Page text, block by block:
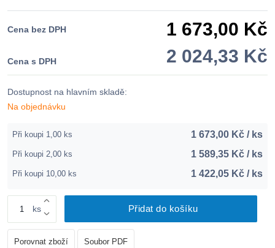
Cena bez DPH 1 673,00 Kč
Cena s DPH 2 024,33 Kč
Dostupnost na hlavním skladě:
Na objednávku
Při koupi 1,00 ks 1 673,00 Kč / ks
Při koupi 2,00 ks 1 589,35 Kč / ks
Při koupi 10,00 ks 1 422,05 Kč / ks
ks Přidat do košíku
Porovnat zboží Soubor PDF